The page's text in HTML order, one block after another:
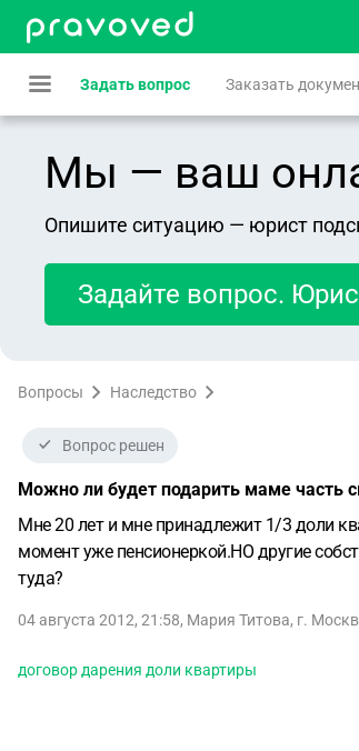
Задать вопрос Заказать
Мы — ваш
Опишите ситуацию — юрист
Задайте вопрос.
Вопросы Наследство
Вопрос решен
Можно ли будет подарить маме часть
Мне 20 лет и мне принадлежит 1/3 доли
момент уже пенсионеркой.НО другие
туда?
04 августа 2012, 21:58, Мария Титова, г.
договор дарения доли квартиры